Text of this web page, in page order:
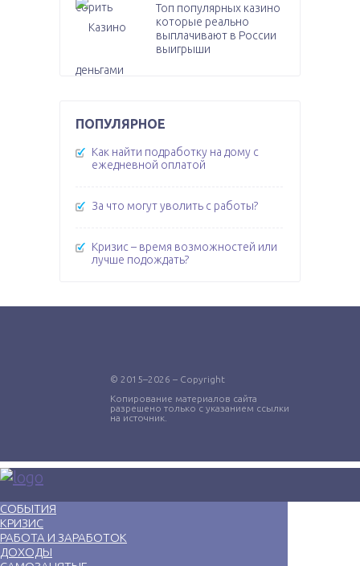
Топ популярных казино
которые реально
выплачивают в России
выигрыши
ПОПУЛЯРНОЕ
Как найти подработку на дому с
ежедневной оплатой
За что могут уволить с работы?
Кризис – время возможностей или
лучше подождать?
© 2015–2026 – Copyright
Копирование материалов сайта
разрешено только с указанием ссылки
на источник.
СОБЫТИЯ
КРИЗИС
РАБОТА И ЗАРАБОТОК
ДОХОДЫ